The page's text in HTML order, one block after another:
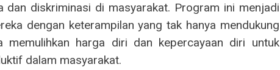
diskriminasi di masyarakat. Program ini menjadi
dengan keterampilan yang tak hanya mendukung
memulihkan harga diri dan kepercayaan diri untuk
dalam masyarakat.